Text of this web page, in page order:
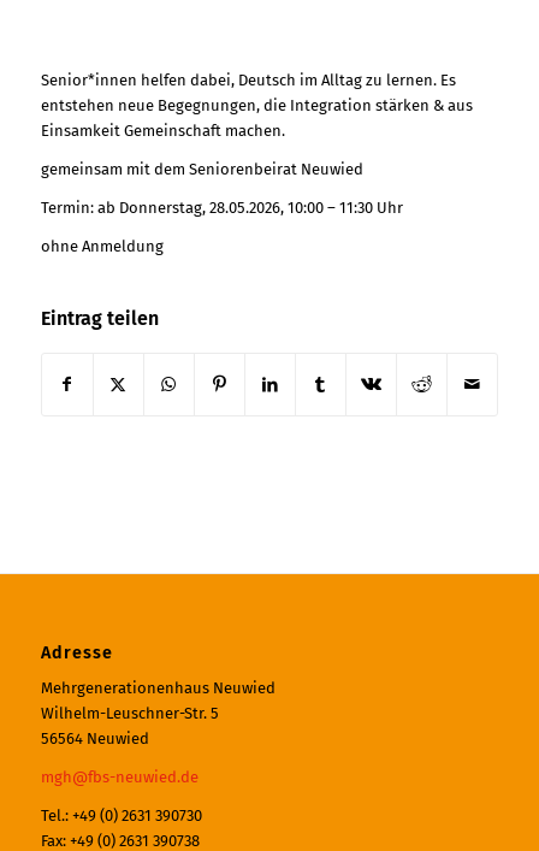
Senior*innen helfen dabei, Deutsch im Alltag zu lernen. Es
entstehen neue Begegnungen, die Integration stärken & aus
Einsamkeit Gemeinschaft machen.
gemeinsam mit dem Seniorenbeirat Neuwied
Termin: ab Donnerstag, 28.05.2026, 10:00 – 11:30 Uhr
ohne Anmeldung
Eintrag teilen
Adresse
Mehrgenerationenhaus Neuwied
Wilhelm-Leuschner-Str. 5
56564 Neuwied
mgh@fbs-neuwied.de
Tel.: +49 (0) 2631 390730
Fax: +49 (0) 2631 390738